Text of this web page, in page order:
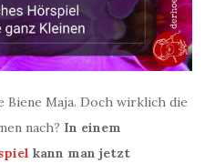
Biene Maja. Doch wirklich die
nach? In einem
kann man jetzt